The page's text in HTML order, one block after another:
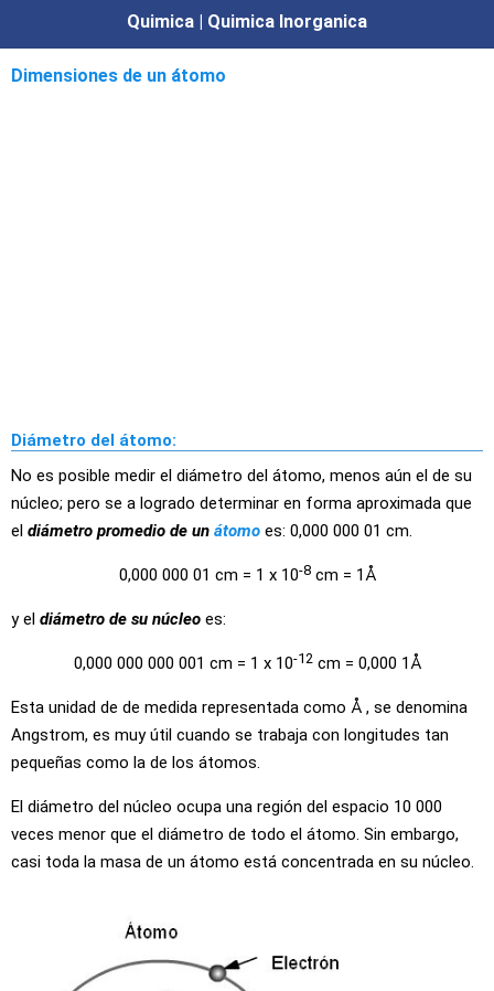
Quimica | Quimica Inorganica
Dimensiones de un átomo
Diámetro del átomo:
No es posible medir el diámetro del átomo, menos aún el de su
núcleo; pero se a logrado determinar en forma aproximada que
el diámetro promedio de un átomo es: 0,000 000 01 cm.
0,000 000 01 cm = 1 x 10-8cm = 1Å
y el diámetro de su núcleo es:
0,000 000 000 001 cm = 1 x 10-12cm = 0,000 1Å
Esta unidad de de medida representada como Å , se denomina
Angstrom, es muy útil cuando se trabaja con longitudes tan
pequeñas como la de los átomos.
El diámetro del núcleo ocupa una región del espacio 10 000
veces menor que el diámetro de todo el átomo. Sin embargo,
casi toda la masa de un átomo está concentrada en su núcleo.